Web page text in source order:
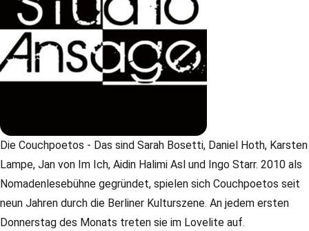
Die Couchpoetos - Das sind Sarah Bosetti, Daniel Hoth, Karsten
Lampe, Jan von Im Ich, Aidin Halimi Asl und Ingo Starr. 2010 als
Nomadenlesebühne gegründet, spielen sich Couchpoetos seit
neun Jahren durch die Berliner Kulturszene. An jedem ersten
Donnerstag des Monats treten sie im Lovelite auf.